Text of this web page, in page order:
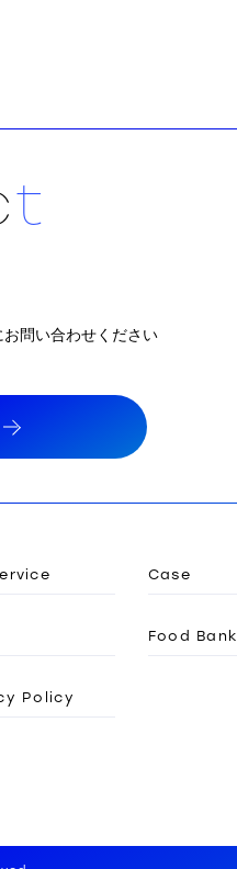
t
お問い合わせください
Case
Food Bank
Policy